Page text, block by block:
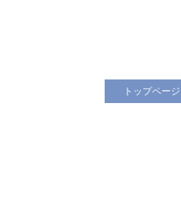
トップページ